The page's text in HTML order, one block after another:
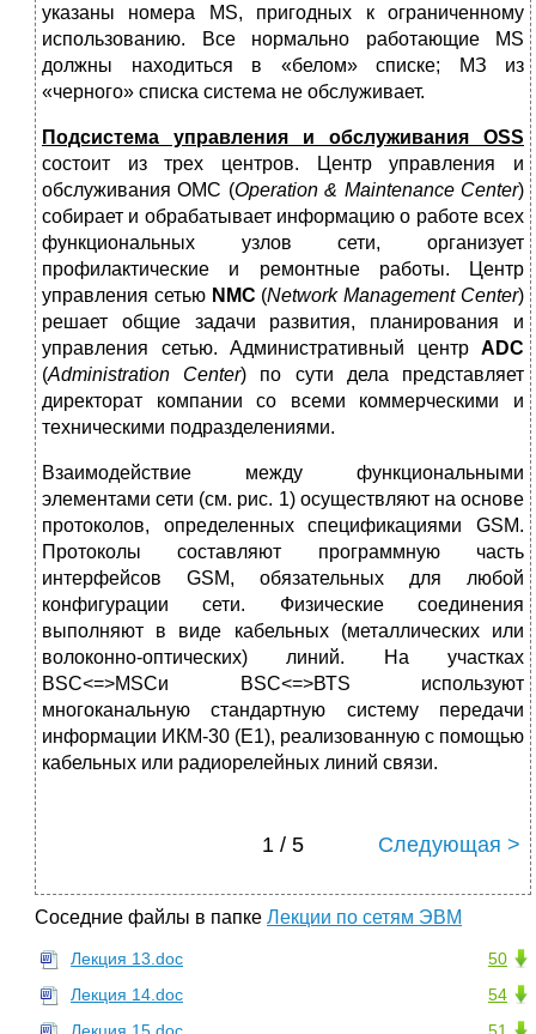
указаны номера МS, пригодных к ограниченному
использованию. Все нормально работающие МS
должны находиться в «белом» списке; МЗ из
«черного» списка система не обслуживает.
Подсистема управления и обслуживания ОSS
состоит из трех центров. Центр управления и
обслуживания ОМС (Operation& Maintenance Center)
собирает и обрабатывает информацию о работе всех
функциональных узлов сети, организует
профилактические и ремонтные работы. Центр
управления сетью N MC (Network Management Center)
решает общие задачи развития, планирования и
управления сетью. Административный центр ADС
(Administration Center) по сути дела представляет
директорат компании со всеми коммерческими и
техническими подразделениями.
Взаимодействие между функциональными
элементами сети (см. рис. 1) осуществляют на основе
протоколов, определенных спецификациями GSМ.
Протоколы составляют программную часть
интерфейсов GSМ, обязательных для любой
конфигурации сети. Физические соединения
выполняют в виде кабельных (металлических или
волоконно-оптических) линий. На участках
ВSС<=>МSСи ВSС<=>ВТS используют
многоканальную стандартную систему передачи
информации ИКМ-30 (Е1), реализованную с помощью
кабельных или радиорелейных линий связи.
1 / 5 Следующая >
Соседние файлы в папке Лекции по сетям ЭВМ
50
Лекция 13.doc
54
Лекция 14.doc
51
Лекция 15.doc